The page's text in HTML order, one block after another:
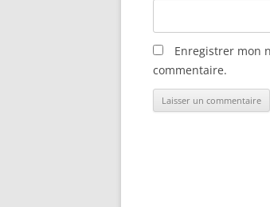
Enregistrer mon
commentaire.